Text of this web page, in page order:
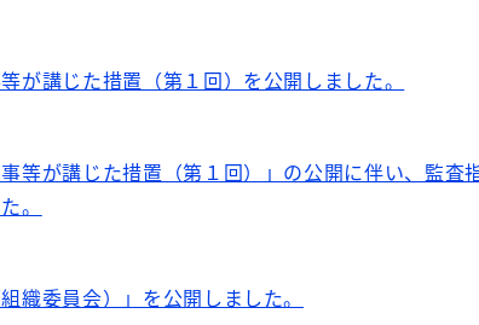
が講じた措置（第１回）を公開しました。
等が講じた措置（第１回）」の公開に伴い、監査
。
織委員会）」を公開しました。